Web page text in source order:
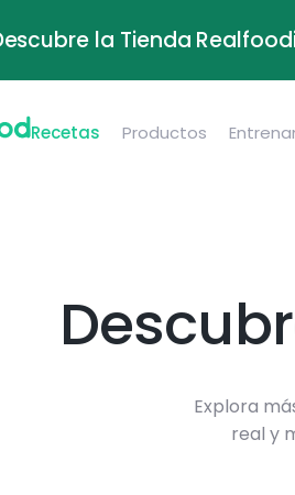
la Tienda
Recetas Productos
Explora
real y